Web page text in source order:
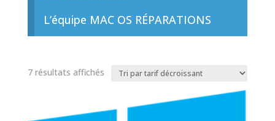
L’équipe MAC OS RÉPARATIONS
7 résultats affichésTrié
décroissant